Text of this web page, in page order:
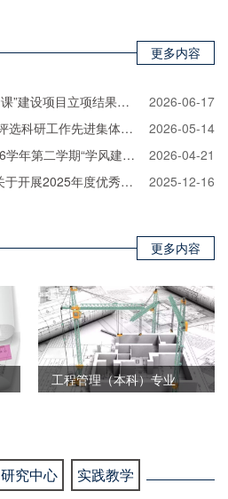
更多内容
关于公布2026年度“一师一金课”建设项目立项结果的通知
2026-06-17
青岛黄海学院2026年度关于评选科研工作先进集体和先进个人的通知
2026-05-14
学函号23关于开展2025-2026学年第二学期“学风建设月”活动的通知
2026-04-21
共青团青岛黄海学院委员会关于开展2025年度优秀青年志愿者评选表彰工作的通知
2025-12-16
更多内容
工程管理（本科）专业
研究中心 实践教学